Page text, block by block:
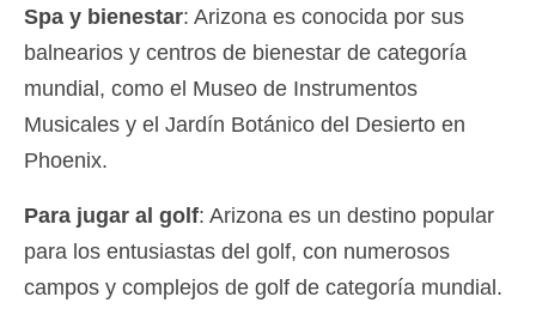
Spa y bienestar: Arizona es conocida por sus
balnearios y centros de bienestar de categoría
mundial, como el Museo de Instrumentos
Musicales y el Jardín Botánico del Desierto en
Phoenix.
Para jugar al golf: Arizona es un destino popular
para los entusiastas del golf, con numerosos
campos y complejos de golf de categoría mundial.